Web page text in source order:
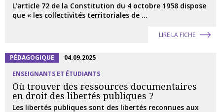
L’article 72 de la Constitution du 4 octobre 1958 dispose
que « les collectivités territoriales de ...
LIRE LA FICHE
PÉDAGOGIQUE
04.09.2025
ENSEIGNANTS ET ÉTUDIANTS
Où trouver des ressources documentaires
en droit des libertés publiques ?
Les libertés publiques sont des libertés reconnues aux